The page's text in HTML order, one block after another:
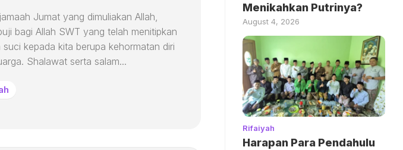
Jumat yang dimuliakan Allah,
bagi Allah SWT yang telah menitipkan
suci kepada kita berupa kehormatan diri
Shalawat serta salam...
Menikahkan Putrinya?
August 4, 2026
Rifaiyah
Harapan Para Pendahulu